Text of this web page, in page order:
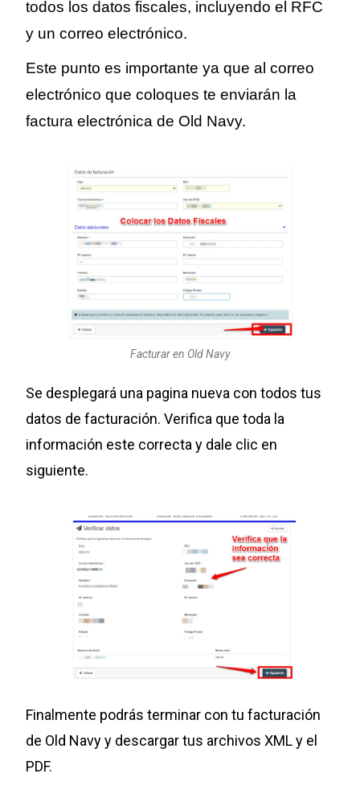
todos los datos fiscales, incluyendo el RFC
y un correo electrónico.
Este punto es importante ya que al correo
electrónico que coloques te enviarán la
factura electrónica de Old Navy.
Facturar en Old Navy
Se desplegará una pagina nueva con todos tus
datos de facturación. Verifica que toda la
información este correcta y dale clic en
siguiente.
Finalmente podrás terminar con tu facturación
de Old Navy y descargar tus archivos XML y el
PDF.